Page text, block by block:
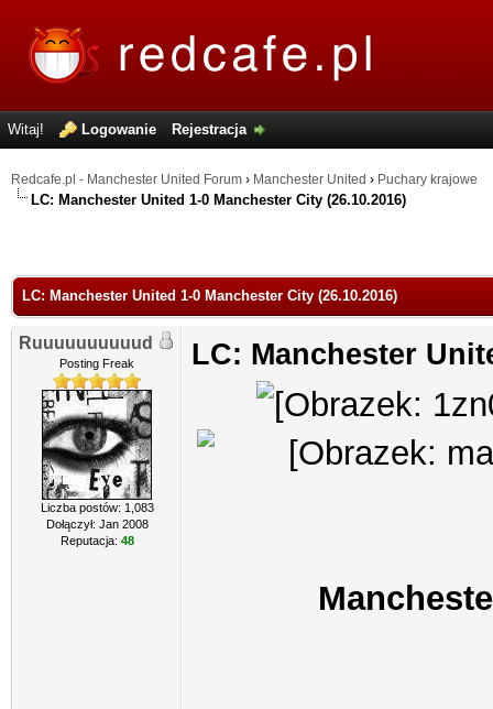
Witaj! Logowanie Rejestracja
Redcafe.pl - Manchester United Forum › Manchester United › Puchary krajowe
LC: Manchester United 1-0 Manchester City (26.10.2016)
LC: Manchester United 1-0 Manchester City (26.10.2016)
Ruuuuuuuuuud
Posting Freak
Liczba postów: 1,083
Dołączył: Jan 2008
Reputacja: 48
LC: Manchester